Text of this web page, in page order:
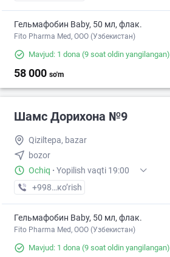
Гельмафобин Baby, 50 мл, флак.
Fito Pharma Med, ООО (Узбекистан)
Mavjud: 1 dona (9 soat oldin yangilangan)
58 000 so'm
Шамс Дорихона №9
Qiziltepa, bazar
bozor
Ochiq · Yopilish vaqti 19:00
+998 (79) XXX-XX-XX
кo’rish
Гельмафобин Baby, 50 мл, флак.
Fito Pharma Med, ООО (Узбекистан)
Mavjud: 1 dona (9 soat oldin yangilangan)